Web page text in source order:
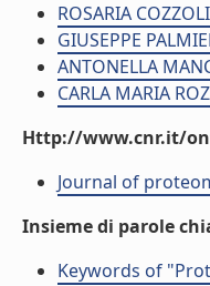
ROSARIA
GIUSEPPE
ANTONELLA
CARLA MARIA
Http://www.cnr.it/
Journal of
Insieme di parole
Keywords of